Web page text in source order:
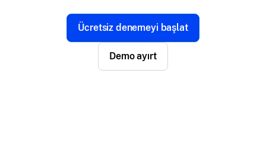
Ücretsiz denemeyi başlat
Demo ayırt